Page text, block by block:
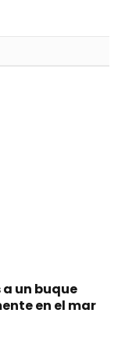
un buque
en el mar